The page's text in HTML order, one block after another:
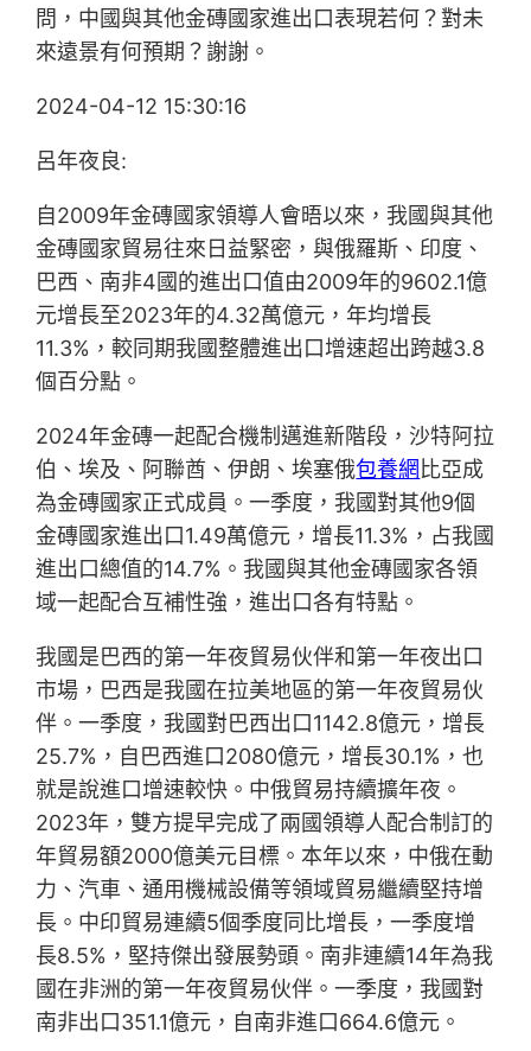
問，中國與其他金磚國家進出口表現若何？對未
來遠景有何預期？謝謝。
2024-04-12 15:30:16
呂年夜良:
自2009年金磚國家領導人會晤以來，我國與其他
金磚國家貿易往來日益緊密，與俄羅斯、印度、
巴西、南非4國的進出口值由2009年的9602.1億
元增長至2023年的4.32萬億元，年均增長
11.3%，較同期我國整體進出口增速超出跨越3.8
個百分點。
2024年金磚一起配合機制邁進新階段，沙特阿拉
伯、埃及、阿聯酋、伊朗、埃塞俄包養網比亞成
為金磚國家正式成員。一季度，我國對其他9個
金磚國家進出口1.49萬億元，增長11.3%，占我國
進出口總值的14.7%。我國與其他金磚國家各領
域一起配合互補性強，進出口各有特點。
我國是巴西的第一年夜貿易伙伴和第一年夜出口
市場，巴西是我國在拉美地區的第一年夜貿易伙
伴。一季度，我國對巴西出口1142.8億元，增長
25.7%，自巴西進口2080億元，增長30.1%，也
就是說進口增速較快。中俄貿易持續擴年夜。
2023年，雙方提早完成了兩國領導人配合制訂的
年貿易額2000億美元目標。本年以來，中俄在動
力、汽車、通用機械設備等領域貿易繼續堅持增
長。中印貿易連續5個季度同比增長，一季度增
長8.5%，堅持傑出發展勢頭。南非連續14年為我
國在非洲的第一年夜貿易伙伴。一季度，我國對
南非出口351.1億元，自南非進口664.6億元。